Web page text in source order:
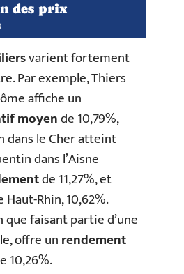
des prix
varient fortement
Par exemple, Thiers
affiche un
moyende 10,79%,
dans le Cher atteint
dans l’Aisne
de 11,27%, et
Rhin, 10,62%.
que faisant partie d’une
offre unrendement
10,26%.